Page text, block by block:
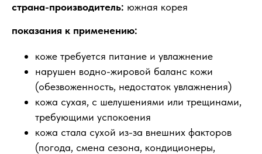
страна-производитель: южная корея
показания к применению:
коже требуется питание и увлажнение
нарушен водно-жировой баланс кожи
(обезвоженность, недостаток увлажнения)
кожа сухая, с шелушениями или трещинами,
требующими успокоения
кожа стала сухой из-за внешних факторов
(погода, смена сезона, кондиционеры,